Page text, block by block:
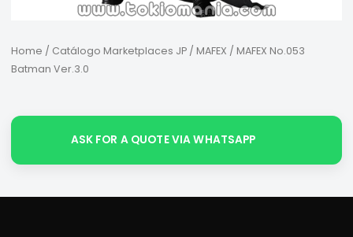
Home / Catálogo Marketplaces JP/ MAFEX / MAFEX No.053
Batman Ver.3.0
ASK FOR A QUOTE VIA WHATSAPP